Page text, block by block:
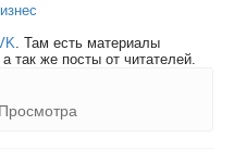
. Там есть материалы
так же посты от читателей.